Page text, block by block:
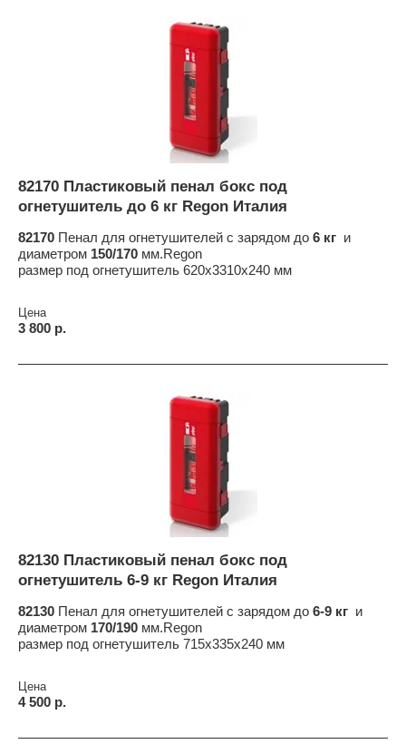
82170 Пластиковый пенал бокс под
огнетушитель до 6 кг Regon Италия
82170 Пенал для огнетушителей с зарядом до 6 кг и
диаметром 150/170 мм.Regon
размер под огнетушитель 620x3310x240 мм
Цена
3 800 р.
82130 Пластиковый пенал бокс под
огнетушитель 6-9 кг Regon Италия
82130 Пенал для огнетушителей с зарядом до 6-9 кг и
диаметром 170/190 мм.Regon
размер под огнетушитель 715x335x240 мм
Цена
4 500 р.